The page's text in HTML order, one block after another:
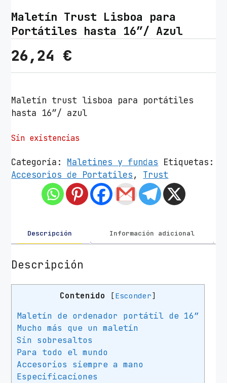
Maletín Trust Lisboa para
Portátiles hasta 16″/ Azul
26,24 €
Maletín trust lisboa para portátiles
hasta 16″/ azul
Sin existencias
Categoría: Maletines y fundas Etiquetas:
Accesorios de Portatiles, Trust
Descripción Información adicional
Descripción
Contenido [Esconder]
Maletín de ordenador portátil de 16”
Mucho más que un maletín
Sin sobresaltos
Para todo el mundo
Accesorios siempre a mano
Especificaciones